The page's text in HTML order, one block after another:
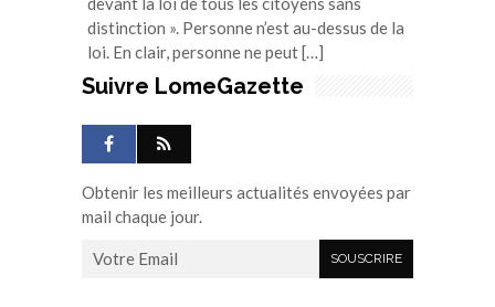
distinction ». Personne n’est au-dessus de la
loi. En clair, personne ne peut […]
Suivre LomeGazette
Obtenir les meilleurs actualités envoyées par
mail chaque jour.